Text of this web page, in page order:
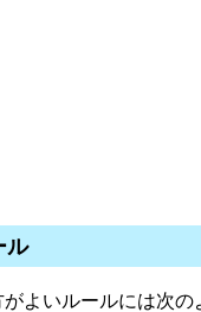
ル
よいルールには次の